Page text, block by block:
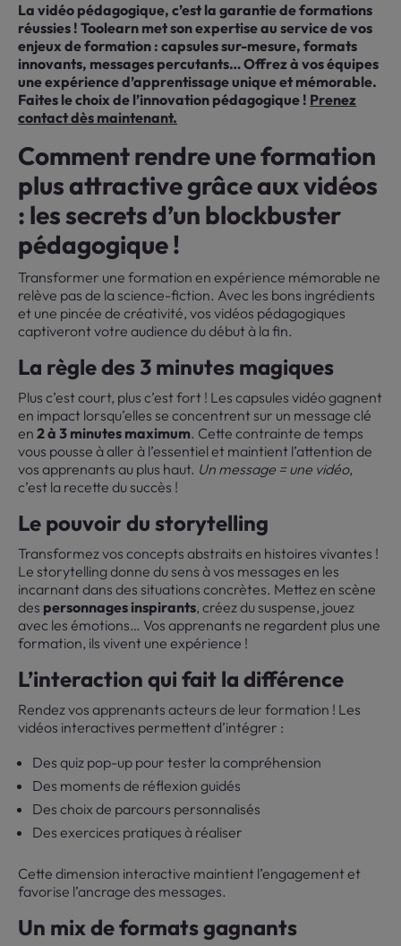
La vidéo pédagogique, c’est la garantie de formations
réussies ! Toolearn met son expertise au service de vos
enjeux de formation : capsules sur-mesure, formats
innovants, messages percutants… Offrez à vos équipes
une expérience d’apprentissage unique et mémorable.
Faites le choix de l’innovation pédagogique ! Prenez
contact dès maintenant.
Comment rendre une formation
plus attractive grâce aux vidéos
: les secrets d’un blockbuster
pédagogique !
Transformer une formation en expérience mémorable ne
relève pas de la science-fiction. Avec les bons ingrédients
et une pincée de créativité, vos vidéos pédagogiques
captiveront votre audience du début à la fin.
La règle des 3 minutes magiques
Plus c’est court, plus c’est fort ! Les capsules vidéo gagnent
en impact lorsqu’elles se concentrent sur un message clé
en2 à 3 minutes maximum. Cette contrainte de temps
vous pousse à aller à l’essentiel et maintient l’attention de
vos apprenants au plus haut. Un message = une vidéo,
c’est la recette du succès !
Le pouvoir du storytelling
Transformez vos concepts abstraits en histoires vivantes !
Le storytelling donne du sens à vos messages en les
incarnant dans des situations concrètes. Mettez en scène
des personnages inspirants, créez du suspense, jouez
avec les émotions… Vos apprenants ne regardent plus une
formation, ils vivent une expérience !
L’interaction qui fait la différence
Rendez vos apprenants acteurs de leur formation ! Les
vidéos interactives permettent d’intégrer :
Des quiz pop-up pour tester la compréhension
Des moments de réflexion guidés
Des choix de parcours personnalisés
Des exercices pratiques à réaliser
Cette dimension interactive maintient l’engagement et
favorise l’ancrage des messages.
Un mix de formats gagnants